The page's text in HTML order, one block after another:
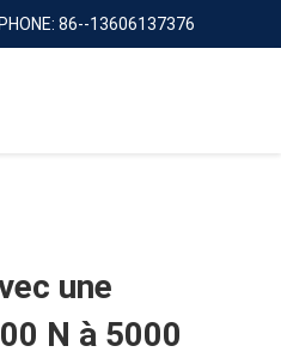
86--13606137376
une
N à 5000